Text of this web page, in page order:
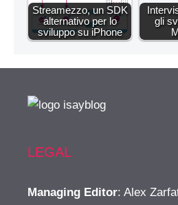
Streamezzo, un SDK
alternativo per lo
sviluppo su iPhone
gli
LEGAL
Managing Editor: Alex